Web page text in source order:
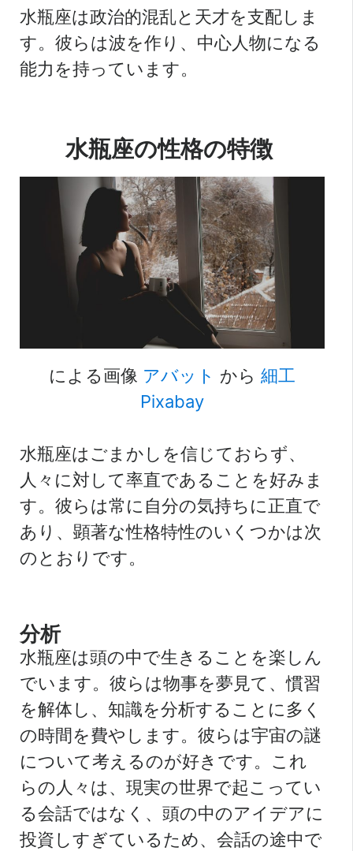
水瓶座は政治的混乱と天才を支配しま
す。彼らは波を作り、中心人物になる
能力を持っています。
水瓶座の性格の特徴
による画像 アバット から 細工
Pixabay
水瓶座はごまかしを信じておらず、
人々に対して率直であることを好みま
す。彼らは常に自分の気持ちに正直で
あり、顕著な性格特性のいくつかは次
のとおりです。
分析
水瓶座は頭の中で生きることを楽しん
でいます。彼らは物事を夢見て、慣習
を解体し、知識を分析することに多く
の時間を費やします。彼らは宇宙の謎
について考えるのが好きです。これ
らの人々は、現実の世界で起こってい
る会話ではなく、頭の中のアイデアに
投資しすぎているため、会話の途中で